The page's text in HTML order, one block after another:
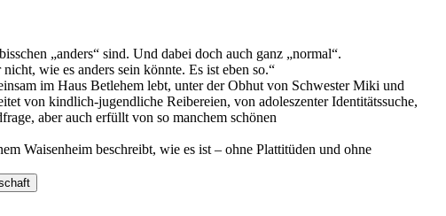
„anders“ sind. Und dabei doch auch ganz „normal“.
wie es anders sein könnte. Es ist eben so.“
im Haus Betlehem lebt, unter der Obhut von Schwester Miki und
von kindlich-jugendliche Reibereien, von adoleszenter Identitätssuche,
aber auch erfüllt von so manchem schönen
Waisenheim beschreibt, wie es ist – ohne Plattitüden und ohne